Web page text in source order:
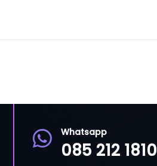
 Whatsapp
085 212 1810